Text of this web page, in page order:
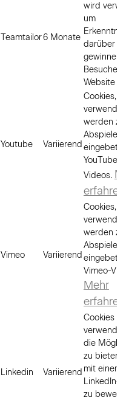
Teamtailor6 Monate
wird
um
darüber zu
gewinnen,
Besucher
Website
Youtube Variierend
Cookies,
verwendet
werden
Abspielen
YouTube-
Videos.
erfahren
Vimeo Variierend
Cookies,
verwendet
werden
Abspielen
Vimeo-
Mehr
erfahren
Linkedin Variierend
Cookies
verwendet,
die
zu bieten,
mit einem
LinkedIn-
zu